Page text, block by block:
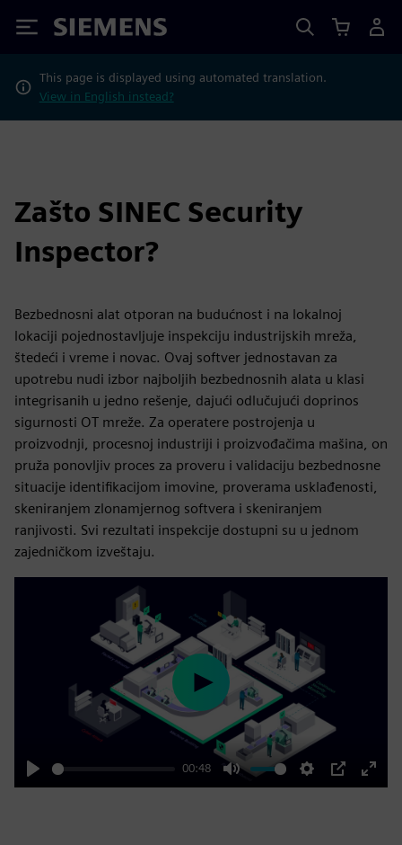
Siemens
This page is displayed using automated translation.
View in English instead?
Zašto SINEC Security
Inspector?
Bezbednosni alat otporan na budućnost i na lokalnoj
lokaciji pojednostavljuje inspekciju industrijskih mreža,
štedeći i vreme i novac. Ovaj softver jednostavan za
upotrebu nudi izbor najboljih bezbednosnih alata u klasi
integrisanih u jedno rešenje, dajući odlučujući doprinos
sigurnosti OT mreže. Za operatere postrojenja u
proizvodnji, procesnoj industriji i proizvođačima mašina, on
pruža ponovljiv proces za proveru i validaciju bezbednosne
situacije identifikacijom imovine, proverama usklađenosti,
skeniranjem zlonamjernog softvera i skeniranjem
ranjivosti. Svi rezultati inspekcije dostupni su u jednom
zajedničkom izveštaju.
Play
00:48
Mute Settings
PIP
Enter
Play